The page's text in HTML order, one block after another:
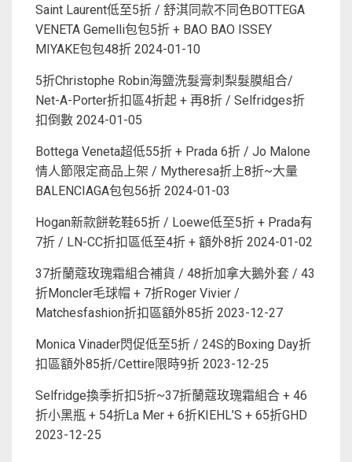
Saint Laurent低至5折 / 舒淇同款不同色BOTTEGA
VENETA Gemelli包包5折 + BAO BAO ISSEY
MIYAKE包包48折 2024-01-10
5折Christophe Robin海鹽洗髮膏刺梨髮膜組合/
Net-A-Porter折扣區4折起 + 再8折 / Selfridges折
扣倒數 2024-01-05
Bottega Veneta超低55折 + Prada 6折 / Jo Malone
情人節限定商品上架 / Mytheresa折上8折~大量
BALENCIAGA包包56折 2024-01-03
Hogan新款餅乾鞋65折 / Loewe低至5折 + Prada有
7折 / LN-CC折扣區低至4折 + 額外8折 2024-01-02
37折蘭蔻玫瑰霜組合補貨 / 48折加拿大鵝外套 / 43
折Moncler毛球帽 + 7折Roger Vivier /
Matchesfashion折扣區額外85折 2023-12-27
Monica Vinader閃促低至5折 / 24S的Boxing Day折
扣區額外85折/Cettire限時9折 2023-12-25
Selfridge換季折扣5折~37折蘭蔻玫瑰霜組合 + 46
折小黑瓶 + 54折La Mer + 6折KIEHL’S + 65折GHD
2023-12-25